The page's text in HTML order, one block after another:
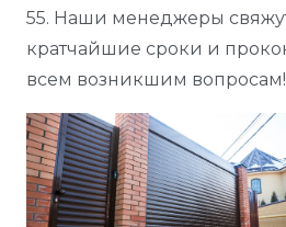
55. Наши менеджеры
кратчайшие сроки и
всем возникшим вопросам!